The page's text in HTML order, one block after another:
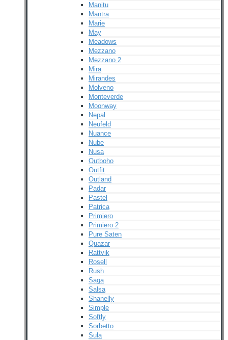
Manitu
Mantra
Marie
May
Meadows
Mezzano
Mezzano 2
Mira
Mirandes
Molveno
Monteverde
Moonway
Nepal
Neufeld
Nuance
Nube
Nusa
Outboho
Outfit
Outland
Padar
Pastel
Patrica
Primiero
Primiero 2
Pure Saten
Quazar
Rattvik
Rosell
Rush
Saga
Salsa
Shanelly
Simple
Softly
Sorbetto
Sula